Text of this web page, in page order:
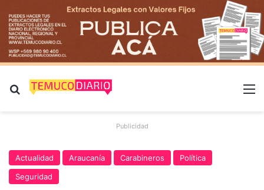
Buscar por
Publicidad
Actualidad Araucanía Carabineros
Política
Seguridad